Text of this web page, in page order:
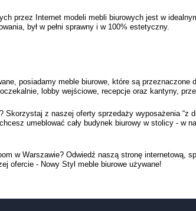
przez Internet modeli mebli biurowych jest w
był w pełni sprawny i w 100% estetyczny.
posiadamy meble biurowe, które są
lobby wejściowe, recepcje oraz kantyny,
z naszej oferty sprzedaży wyposażenia “z
umeblować cały budynek biurowy w stolicy - w
w Warszawie? Odwiedź naszą stronę internetową,
ofercie - Nowy Styl meble biurowe używane!